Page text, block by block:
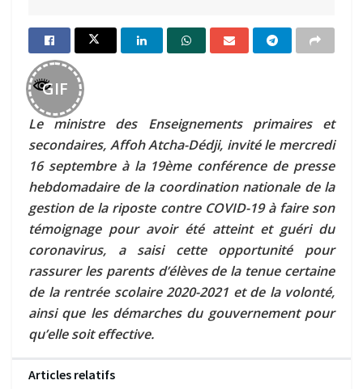
GIF
Le ministre des Enseignements primaires et
secondaires, Affoh Atcha-Dédji, invité le mercredi
16 septembre à la 19èmeconférence de presse
hebdomadaire de la coordination nationale de la
gestion de la riposte contre COVID-19 à faire son
témoignage pour avoir été atteint et guéri du
coronavirus, a saisi cette opportunité pour
rassurer les parents d’élèves de la tenue certaine
de la rentrée scolaire 2020-2021 et de la volonté,
ainsi que les démarches du gouvernement pour
qu’elle soit effective.
Articles relatifs